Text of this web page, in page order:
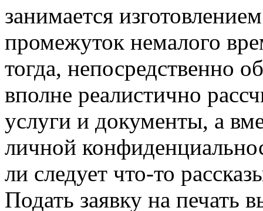
занимается
промежуток немалого
тогда, непосредственно
вполне реалистично
услуги и документы, а
личной
ли следует что-то
Подать заявку на печать